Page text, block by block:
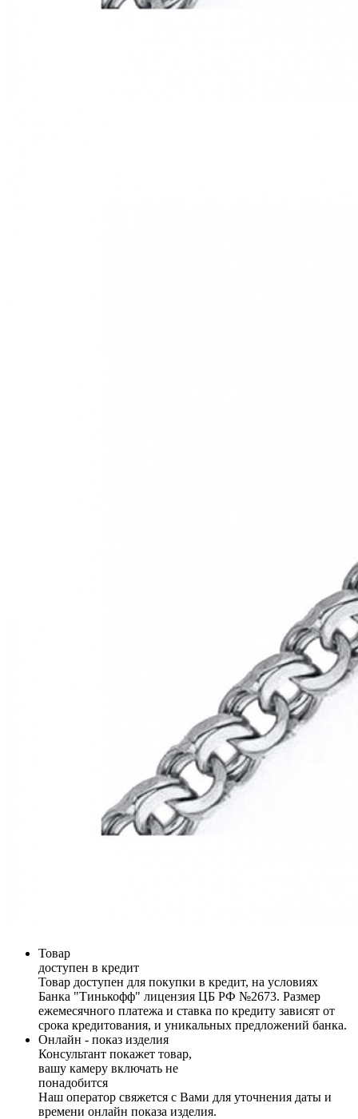
Товар
доступен в кредит
Товар доступен для покупки в кредит, на условиях
Банка "Тинькофф" лицензия ЦБ РФ №2673. Размер
ежемесячного платежа и ставка по кредиту зависят от
срока кредитования, и уникальных предложений банка.
Онлайн - показ изделия
Консультант покажет товар,
вашу камеру включать не
понадобится
Наш оператор свяжется с Вами для уточнения даты и
времени онлайн показа изделия.